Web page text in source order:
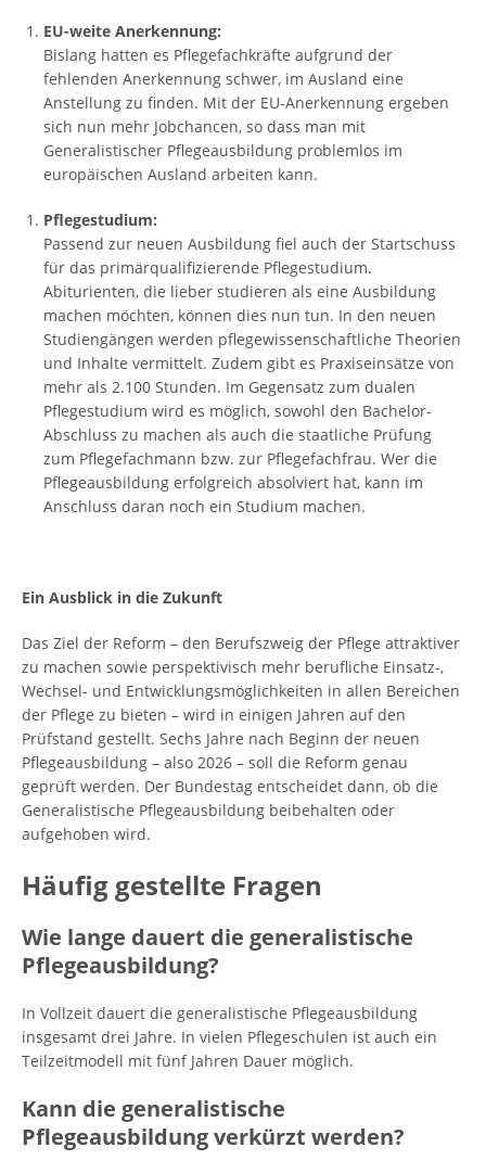
EU-weite Anerkennung:
Bislang hatten es Pflegefachkräfte aufgrund der
fehlenden Anerkennung schwer, im Ausland eine
Anstellung zu finden. Mit der EU-Anerkennung ergeben
sich nun mehr Jobchancen, so dass man mit
Generalistischer Pflegeausbildung problemlos im
europäischen Ausland arbeiten kann.
Pflegestudium:
Passend zur neuen Ausbildung fiel auch der Startschuss
für das primärqualifizierende Pflegestudium.
Abiturienten, die lieber studieren als eine Ausbildung
machen möchten, können dies nun tun. In den neuen
Studiengängen werden pflegewissenschaftliche Theorien
und Inhalte vermittelt. Zudem gibt es Praxiseinsätze von
mehr als 2.100 Stunden. Im Gegensatz zum dualen
Pflegestudium wird es möglich, sowohl den Bachelor-
Abschluss zu machen als auch die staatliche Prüfung
zum Pflegefachmann bzw. zur Pflegefachfrau. Wer die
Pflegeausbildung erfolgreich absolviert hat, kann im
Anschluss daran noch ein Studium machen.
Ein Ausblick in die Zukunft
Das Ziel der Reform – den Berufszweig der Pflege attraktiver
zu machen sowie perspektivisch mehr berufliche Einsatz-,
Wechsel- und Entwicklungsmöglichkeiten in allen Bereichen
der Pflege zu bieten – wird in einigen Jahren auf den
Prüfstand gestellt. Sechs Jahre nach Beginn der neuen
Pflegeausbildung – also 2026 – soll die Reform genau
geprüft werden. Der Bundestag entscheidet dann, ob die
Generalistische Pflegeausbildung beibehalten oder
aufgehoben wird.
Häufig gestellte Fragen
Wie lange dauert die generalistische
Pflegeausbildung?
In Vollzeit dauert die generalistische Pflegeausbildung
insgesamt drei Jahre. In vielen Pflegeschulen ist auch ein
Teilzeitmodell mit fünf Jahren Dauer möglich.
Kann die generalistische
Pflegeausbildung verkürzt werden?